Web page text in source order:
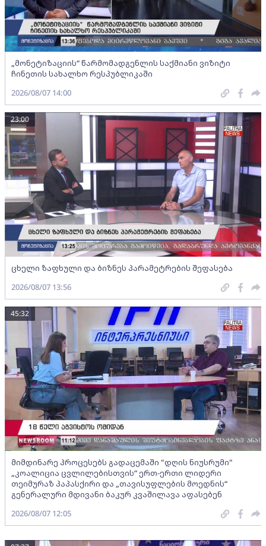
„მონეტიზაციის“ წარმომადგენლის საქმიანი ვიზიტი
ჩინეთის სახალხო რესპუბლიკაში
2026/08/07 14:00
ცხელი ზაფხული და ბიზნეს პარამეტრების შეფასება
23:00
2026/08/07 13:56
მიმდინარე პროცესებს გადაცემაში "დღის ნიუსრუმი"
„კოალიცია ცვლილებისთვის“ ერთ-ერთი ლიდერი
თეიმურაზ პაპასქირი და „თავისუფლების მოედნის“
გენერალური მდივანი ბაკურ კვაშილავა აფასებენ
45:32
2026/08/07 12:05